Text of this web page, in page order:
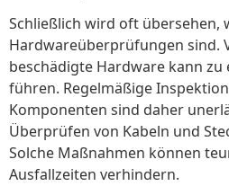
Schließlich wird oft übersehen,
Hardwareüberprüfungen sind.
beschädigte Hardware kann zu
führen. Regelmäßige
Komponenten sind daher
Überprüfen von Kabeln und
Solche Maßnahmen können
Ausfallzeiten verhindern.